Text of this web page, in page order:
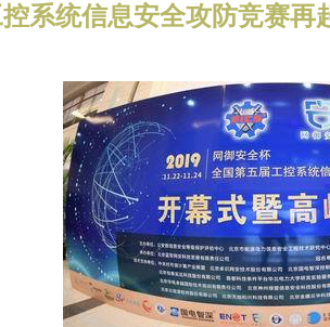
系统信息安全攻防竞赛